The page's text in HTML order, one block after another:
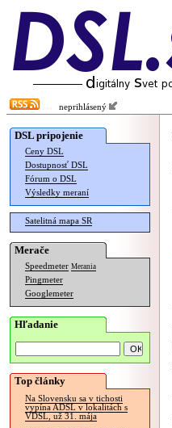
neprihlásený
DSL pripojenie
Ceny DSL
Dostupnosť DSL
Fórum o DSL
Výsledky meraní
Satelitná mapa SR
Merače
Speedmeter Merania
Pingmeter
Googlemeter
Hľadanie
Top články
Na Slovensku sa v tichosti
vypína ADSL v lokalitách s
VDSL, už 31. mája